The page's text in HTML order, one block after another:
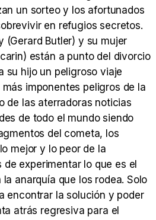
Tráiler Oficial en VOSE 'The Audacity'
Tráiler 'Do Not Enter' (2026)
un sorteo y los afortunados
en refugios secretos.
(Gerard Butler) y su mujer
están a punto del divorcio
su hijo un peligroso viaje
imponentes peligros de la
de las aterradoras noticias
de todo el mundo siendo
del cometa, los
mejor y lo peor de la
de experimentar lo que es el
anarquía que los rodea. Solo
encontrar la solución y poder
atrás regresiva para el